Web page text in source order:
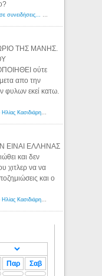
Ένα βιβλίο που πολεμήθηκε γιατί ξυπνούσε συνειδήσεις... - Λόγιος Ερμής | Η γνώση ξεκινάει με την αναζήτηση...
ΤΗΣ ΜΑΝΗΣ.
ούτε
απο την
φυλων εκεί κατω.
Αμερικανοί ρατσιστές αναρωτιούνται αν ο Ηλίας Κασιδιάρης ανήκει στη λευκή φυλή... - Λόγιος Ερμής
ΕΙΝΑΙ ΕΛΛΗΝΑΣ
και δεν
χιτλερ να να
και ο
Αμερικανοί ρατσιστές αναρωτιούνται αν ο Ηλίας Κασιδιάρης ανήκει στη λευκή φυλή... - Λόγιος Ερμής
Παρ Σαβ